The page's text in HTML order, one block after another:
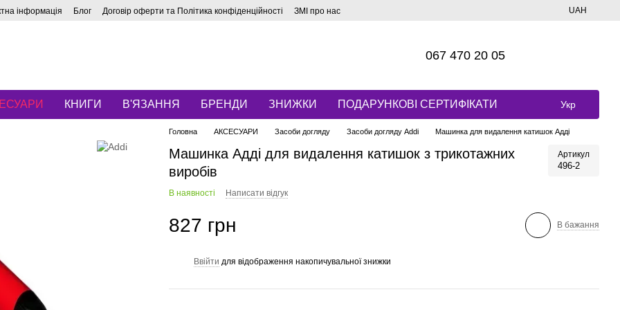
інформація Блог Договір оферти та Політика конфіденційності ЗМІ про нас UAH
067 470 20 05
КНИГИ В'ЯЗАННЯ БРЕНДИ ЗНИЖКИ ПОДАРУНКОВІ СЕРТИФІКАТИ Укр
Головна АКСЕСУАРИ Засоби догляду Засоби догляду Addi Машинка для видалення катишок Адді
Машинка Адді для видалення катишок з трикотажних
виробів
Артикул
496-2
В наявності Написати відгук
827 грн В бажання
Ввійти для відображення накопичувальної знижки